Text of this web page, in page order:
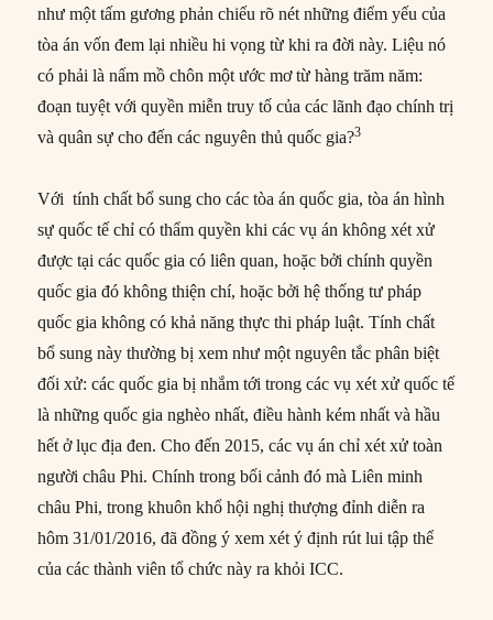
như một tấm gương phản chiếu rõ nét những điểm yếu của
tòa án vốn đem lại nhiều hi vọng từ khi ra đời này. Liệu nó
có phải là nấm mồ chôn một ước mơ từ hàng trăm năm:
đoạn tuyệt với quyền miễn truy tố của các lãnh đạo chính trị
và quân sự cho đến các nguyên thủ quốc gia?3
Với tính chất bổ sung cho các tòa án quốc gia, tòa án hình
sự quốc tế chỉ có thẩm quyền khi các vụ án không xét xử
được tại các quốc gia có liên quan, hoặc bởi chính quyền
quốc gia đó không thiện chí, hoặc bởi hệ thống tư pháp
quốc gia không có khả năng thực thi pháp luật. Tính chất
bổ sung này thường bị xem như một nguyên tắc phân biệt
đối xử: các quốc gia bị nhắm tới trong các vụ xét xử quốc tế
là những quốc gia nghèo nhất, điều hành kém nhất và hầu
hết ở lục địa đen. Cho đến 2015, các vụ án chỉ xét xử toàn
người châu Phi. Chính trong bối cảnh đó mà Liên minh
châu Phi, trong khuôn khổ hội nghị thượng đỉnh diễn ra
hôm 31/01/2016, đã đồng ý xem xét ý định rút lui tập thể
của các thành viên tổ chức này ra khỏi ICC.